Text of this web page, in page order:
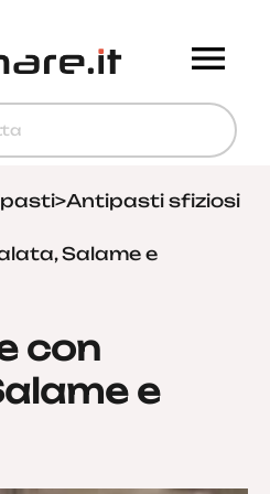
>Antipasti sfiziosi
Salame e
con
e